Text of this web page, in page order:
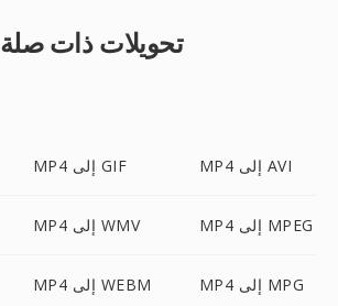
تحويلات ذات صلة
MP4 إلى GIF MP4 إلى AVI
MP4 إلى WMV MP4 إلى MPEG
MP4 إلى WEBM MP4 إلى MPG